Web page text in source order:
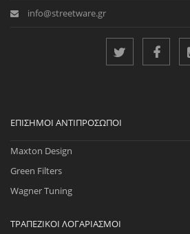
info@streetware.gr
ΕΠΊΣΗΜΟΙ ΑΝΤΙΠΡΌΣΩΠΟΙ
Maxton Design
Green Filters
Wagner Tuning
ΤΡΑΠΕΖΙΚΟΊ ΛΟΓΑΡΙΑΣΜΟΊ